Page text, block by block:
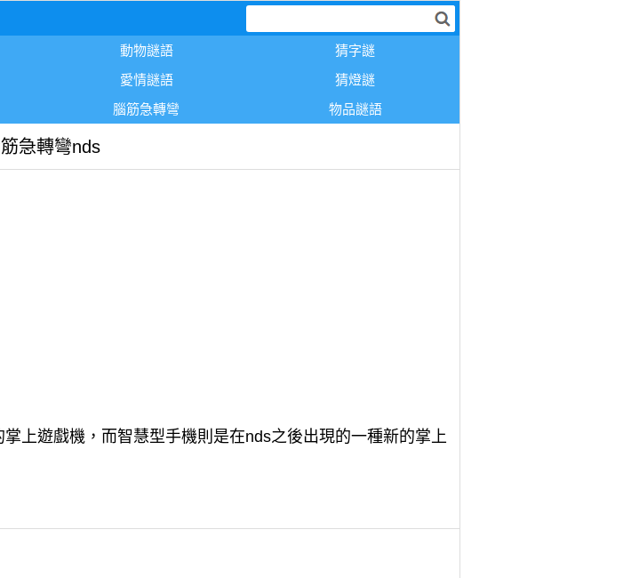
動物謎語
猜字謎
愛情謎語
猜燈謎
腦筋急轉彎 物品謎語
急轉彎nds
上遊戲機，而智慧型手機則是在nds之後出現的一種新的掌上